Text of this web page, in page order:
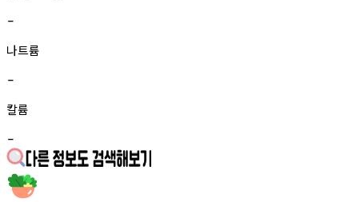
-
나트륨
-
칼륨
-